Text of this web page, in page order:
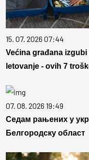
15. 07. 2026 07:44
Većina građana
letovanje - ovih 7
07. 08. 2026 19:49
Седам рањених у
Белгородску област